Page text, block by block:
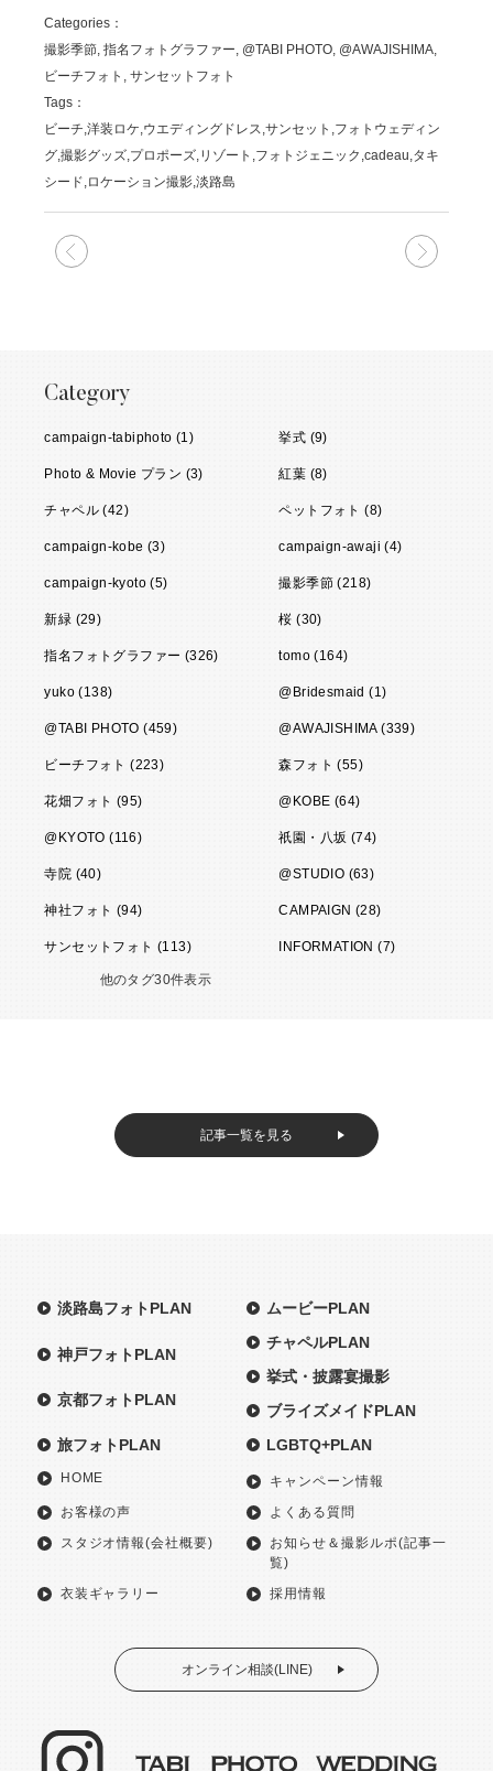
Categories：
撮影季節, 指名フォトグラファー, @TABI PHOTO, @AWAJISHIMA,
ビーチフォト, サンセットフォト
Tags：
ビーチ,洋装ロケ,ウエディングドレス,サンセット,フォトウェディン
グ,撮影グッズ,プロポーズ,リゾート,フォトジェニック,cadeau,タキ
シード,ロケーション撮影,淡路島
前の記
Category
campaign-tabiphoto (1) 挙式 (9)
Photo & Movie プラン (3) 紅葉 (8)
チャペル (42) ペットフォト (8)
campaign-kobe (3) campaign-awaji (4)
campaign-kyoto (5) 撮影季節 (218)
新緑 (29) 桜 (30)
指名フォトグラファー (326) tomo (164)
yuko (138) @Bridesmaid (1)
@TABI PHOTO (459) @AWAJISHIMA (339)
ビーチフォト (223) 森フォト (55)
花畑フォト (95) @KOBE (64)
@KYOTO (116) 祇園・八坂 (74)
寺院 (40) @STUDIO (63)
神社フォト (94) CAMPAIGN (28)
サンセットフォト (113) INFORMATION (7)
他のタグ30件表示
記事一覧を見る
淡路島フォトPLAN
神戸フォトPLAN
京都フォトPLAN
旅フォトPLAN
ムービーPLAN
チャペルPLAN
挙式・披露宴撮影
ブライズメイドPLAN
LGBTQ+PLAN
HOME
キャンペーン情報
お客様の声
よくある質問
スタジオ情報(会社概要)
お知らせ＆撮影ルポ(記事一
覧)
衣装ギャラリー
採用情報
オンライン相談(LINE)